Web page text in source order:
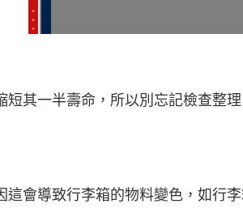
其一半壽命，所以別忘記檢查整
會導致行李箱的物料變色，如行